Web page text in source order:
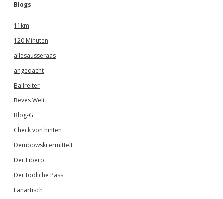
Blogs
11km
120 Minuten
allesausseraas
angedacht
Ballreiter
Beves Welt
Blog-G
Check von hinten
Dembowski ermittelt
Der Libero
Der tödliche Pass
Fanartisch